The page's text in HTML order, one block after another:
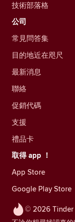
© 2026 Tinder
技術部落格
公司
常見問答集
目的地近在咫尺
最新消息
聯絡
促銷代碼
支援
禮品卡
取得 app ！
App Store
Google Play Store